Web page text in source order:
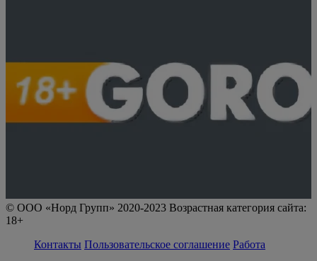
© ООО «Норд Групп» 2020-2023 Возрастная категория сайта:
18+
Контакты Пользовательское соглашение Работа